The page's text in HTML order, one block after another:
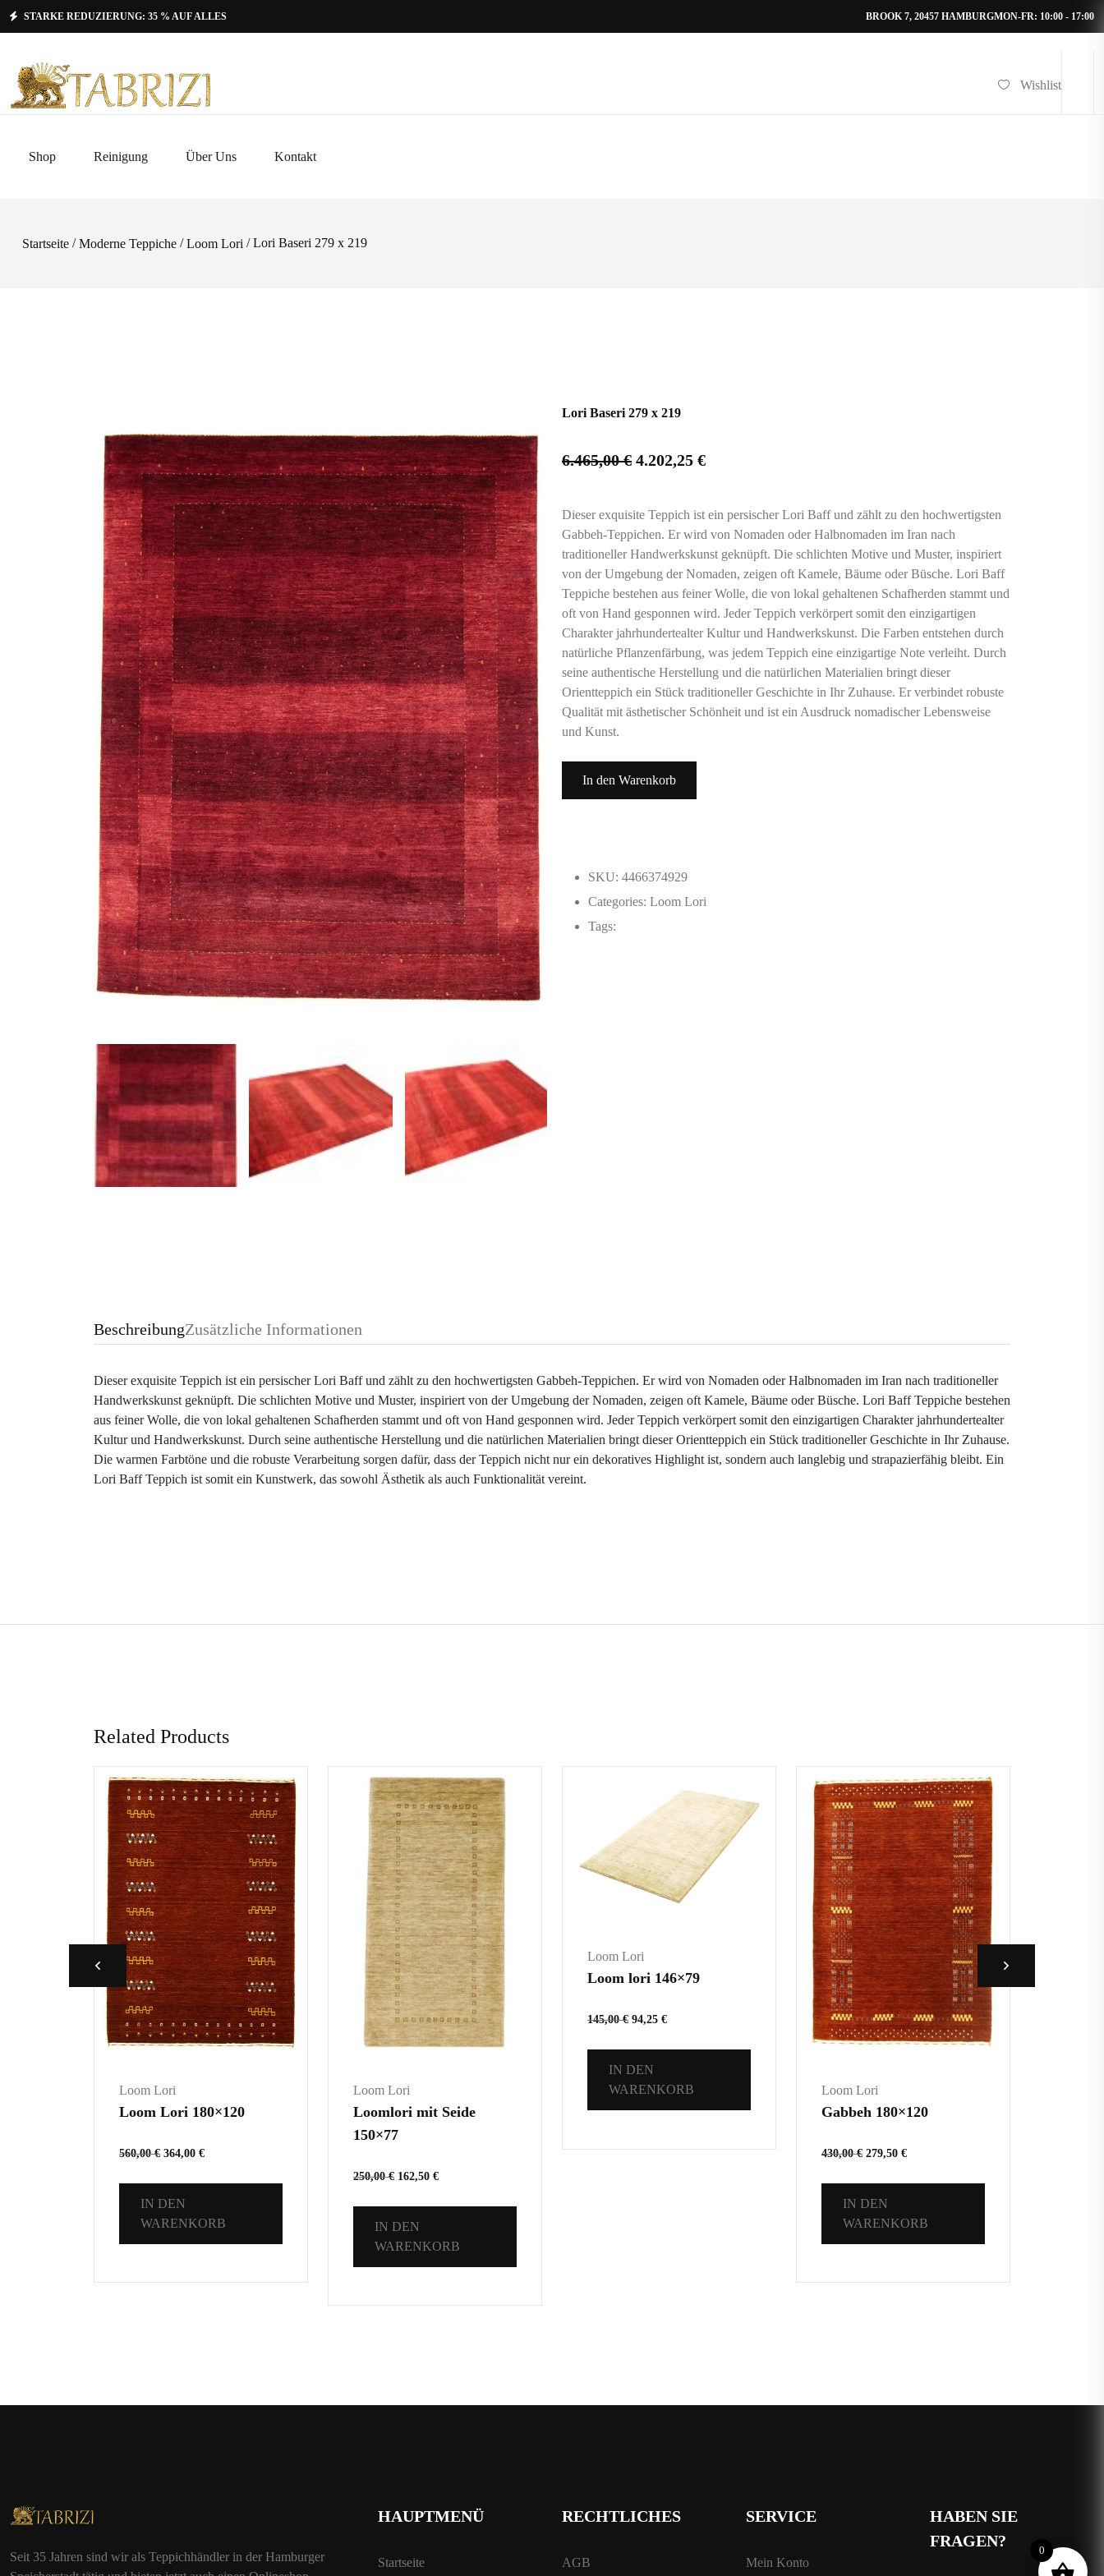
STARKE REDUZIERUNG: 35 % AUF ALLES BROOK 7, 20457 HAMBURGMON-FR: 10:00 - 17:00
Wishlist
Shop Reinigung Über Uns Kontakt
Startseite /Moderne Teppiche /Loom Lori / Lori Baseri 279 x 219
Lori Baseri 279 x 219
6.465,00€ 4.202,25 €
Dieser exquisite Teppich ist ein persischer Lori Baff und zählt zu den hochwertigsten
Gabbeh-Teppichen. Er wird von Nomaden oder Halbnomaden im Iran nach
traditioneller Handwerkskunst geknüpft. Die schlichten Motive und Muster, inspiriert
von der Umgebung der Nomaden, zeigen oft Kamele, Bäume oder Büsche. Lori Baff
Teppiche bestehen aus feiner Wolle, die von lokal gehaltenen Schafherden stammt und
oft von Hand gesponnen wird. Jeder Teppich verkörpert somit den einzigartigen
Charakter jahrhundertealter Kultur und Handwerkskunst. Die Farben entstehen durch
natürliche Pflanzenfärbung, was jedem Teppich eine einzigartige Note verleiht. Durch
seine authentische Herstellung und die natürlichen Materialien bringt dieser
Orientteppich ein Stück traditioneller Geschichte in Ihr Zuhause. Er verbindet robuste
Qualität mit ästhetischer Schönheit und ist ein Ausdruck nomadischer Lebensweise
und Kunst.
In den Warenkorb
SKU: 4466374929
Categories: Loom Lori
Tags:
BeschreibungZusätzliche Informationen
Dieser exquisite Teppich ist ein persischer Lori Baff und zählt zu den hochwertigsten Gabbeh-Teppichen. Er wird von Nomaden oder Halbnomaden im Iran nach traditioneller
Handwerkskunst geknüpft. Die schlichten Motive und Muster, inspiriert von der Umgebung der Nomaden, zeigen oft Kamele, Bäume oder Büsche. Lori Baff Teppiche bestehen
aus feiner Wolle, die von lokal gehaltenen Schafherden stammt und oft von Hand gesponnen wird. Jeder Teppich verkörpert somit den einzigartigen Charakter jahrhundertealter
Kultur und Handwerkskunst. Durch seine authentische Herstellung und die natürlichen Materialien bringt dieser Orientteppich ein Stück traditioneller Geschichte in Ihr Zuhause.
Die warmen Farbtöne und die robuste Verarbeitung sorgen dafür, dass der Teppich nicht nur ein dekoratives Highlight ist, sondern auch langlebig und strapazierfähig bleibt. Ein
Lori Baff Teppich ist somit ein Kunstwerk, das sowohl Ästhetik als auch Funktionalität vereint.
Related Products
Loom Lori
Loom Lori 180×120
560,00€ 364,00 €
IN DEN
WARENKORB
Loom Lori
Loomlori mit Seide
150×77
250,00€ 162,50 €
IN DEN
WARENKORB
Loom Lori
Loom lori 146×79
145,00€ 94,25 €
IN DEN
WARENKORB
Loom Lori
Gabbeh 180×120
430,00€ 279,50 €
IN DEN
WARENKORB
Seit 35 Jahren sind wir als Teppichhändler in der Hamburger
HAUPTMENÜ
Startseite
RECHTLICHES
AGB
SERVICE
Mein Konto
HABEN SIE
FRAGEN?
0